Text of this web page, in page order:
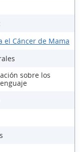
el Cáncer de Mama
sobre los